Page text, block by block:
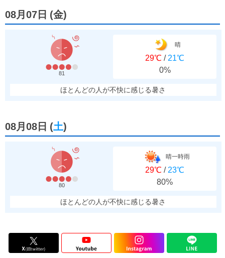
08月07日 (金)
81
晴
29℃ / 21℃
0%
ほとんどの人が不快に感じる暑さ
08月08日 (土)
80
晴一時雨
29℃ / 23℃
80%
ほとんどの人が不快に感じる暑さ